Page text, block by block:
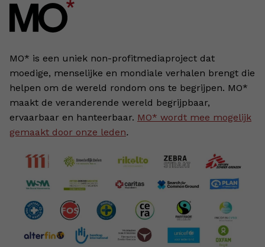
MO* is een uniek non-profitmediaproject dat
moedige, menselijke en mondiale verhalen brengt die
helpen om de wereld rondom ons te begrijpen. MO*
maakt de veranderende wereld begrijpbaar,
ervaarbaar en hanteerbaar. MO* wordt mee mogelijk
gemaakt door onze leden.